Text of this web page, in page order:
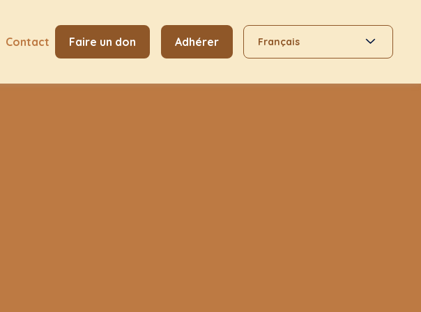
Contact Faire un don Adhérer